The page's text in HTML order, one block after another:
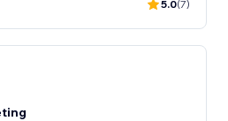
5.0(7)